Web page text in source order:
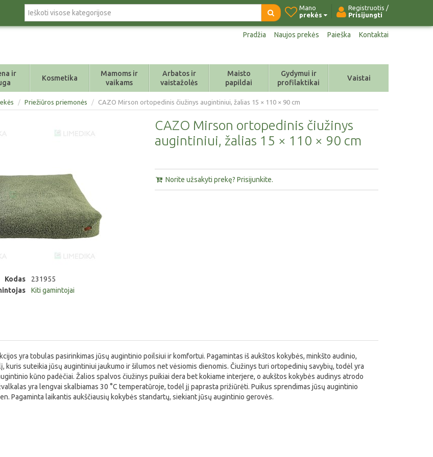
Registruotis /
Prisijungti
Mano
prekės
Pradžia Naujos prekės Paieška Kontaktai
ir
Kosmetika
Mamoms ir
vaikams
Arbatos ir
vaistažolės
Maisto
papildai
Gydymui ir
profilaktikai
Vaistai
/ Priežiūros priemonės / CAZO Mirson ortopedinis čiužinys augintiniui, žalias 15 × 110 × 90 cm
Kodas
231955
Kiti gamintojai
CAZO Mirson ortopedinis čiužinys
augintiniui, žalias 15 × 110 × 90 cm
Norite užsakyti prekę? Prisijunkite.
yra tobulas pasirinkimas jūsų augintinio poilsiui ir komfortui. Pagamintas iš aukštos kokybės, minkšto audinio,
kuris suteikia jūsų augintiniui jaukumo ir šilumos net vėsiomis dienomis. Čiužinys turi ortopedinių savybių, todėl yra
kūno padėčiai. Žalios spalvos čiužinys puikiai dera bet kokiame interjere, o aukštos kokybės audinys atrodo
yra lengvai skalbiamas 30 °C temperatūroje, todėl jį paprasta prižiūrėti. Puikus sprendimas jūsų augintinio
Pagaminta laikantis aukščiausių kokybės standartų, siekiant jūsų augintinio gerovės.